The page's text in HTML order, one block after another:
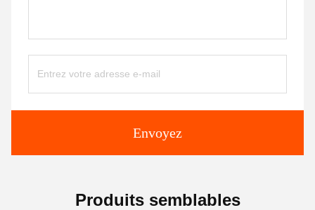
Envoyez
Produits semblables